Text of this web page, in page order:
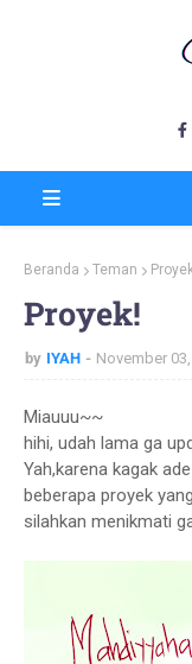
Beranda Teman
Proyek!
by IYAH November
Miauuu~~
hihi, udah lama ga
Yah,karena kagak
beberapa proyek
silahkan menikmati